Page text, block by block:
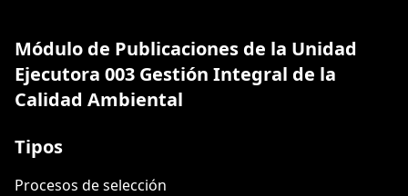
Módulo de Publicaciones de la Unidad
Ejecutora 003 Gestión Integral de la
Calidad Ambiental
Tipos
Procesos de selección